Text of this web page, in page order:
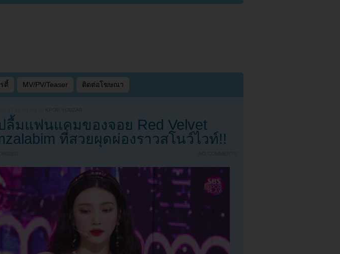
ตี้ MV/PV/Teaser ติดต่อโฆษณา
KPOP YOUZAB
ลื้มแฟนแคมของจอย Red Velvet
ที่สวยผุดผ่องราวสโนว์ไวท์!!
NO COMMENTS